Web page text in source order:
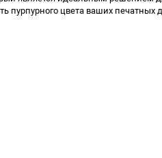
пурпурного цвета ваших печатных